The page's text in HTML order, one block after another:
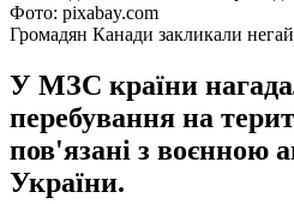
Фото: pixabay.com
Громадян Канади закликали
У МЗС країни
перебування на
пов'язані з воєнною
України.